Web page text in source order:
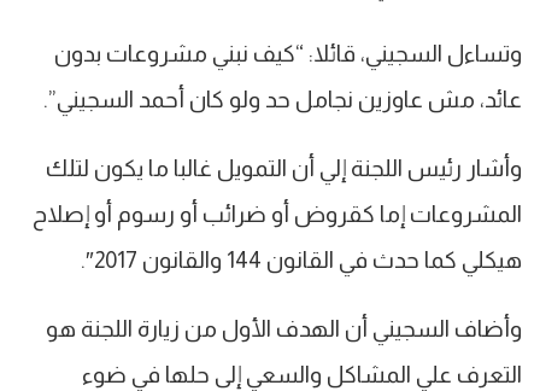
وتساءل السجيني، قائلا: “كيف نبني مشروعات بدون
عائد، مش عاوزين نجامل حد ولو كان أحمد السجيني”.
وأشار رئيس اللجنة إلي أن التمويل غالبا ما يكون لتلك
المشروعات إما كقروض أو ضرائب أو رسوم أو إصلاح
هيكلي كما حدث في القانون 144 والقانون 2017″.
وأضاف السجيني أن الهدف الأول من زيارة اللجنة هو
التعرف علي المشاكل والسعي إلى حلها في ضوء